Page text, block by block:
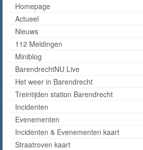
Homepage
Actueel
Nieuws
112 Meldingen
Miniblog
BarendrechtNU Live
Het weer in Barendrecht
Treintijden station Barendrecht
Incidenten
Evenementen
Incidenten & Evenementen kaart
Straatroven kaart